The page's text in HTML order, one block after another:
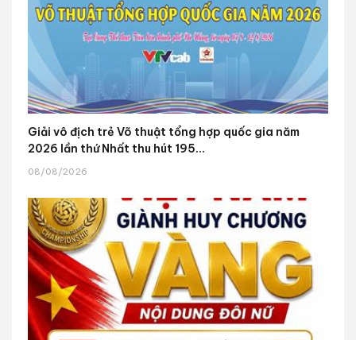
Giải vô địch trẻ Võ thuật tổng hợp quốc gia năm
2026 lần thứ Nhất thu hút 195...
08/08/2026